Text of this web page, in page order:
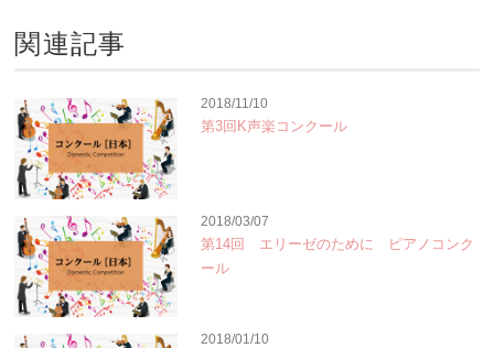
関連記事
2018/11/10
第3回K声楽コンクール
2018/03/07
第14回 エリーゼのために ピアノコンク
ール
2018/01/10